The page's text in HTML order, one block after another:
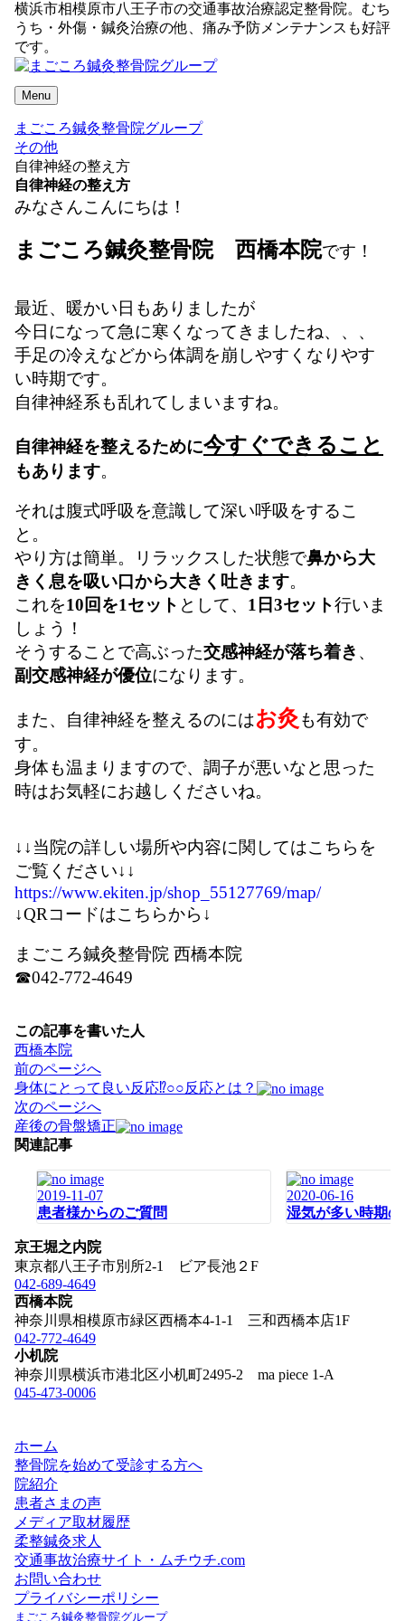
横浜市相模原市八王子市の交通事故治療認定整骨院。むち
うち・外傷・鍼灸治療の他、痛み予防メンテナンスも好評
です。
Menu
まごころ鍼灸整骨院グループ
その他
自律神経の整え方
自律神経の整え方
みなさんこんにちは！
まごころ鍼灸整骨院 西橋本院です！
最近、暖かい日もありましたが
今日になって急に寒くなってきましたね、、、
手足の冷えなどから体調を崩しやすくなりやす
い時期です。
自律神経系も乱れてしまいますね。
自律神経を整えるために今すぐできること
もあります。
それは腹式呼吸を意識して深い呼吸をするこ
と。
やり方は簡単。リラックスした状態で鼻から大
きく息を吸い口から大きく吐きます。
これを10回を1セット として、 1日3セット行いま
しょう！
そうすることで高ぶった交感神経が落ち着き 、
副交感神経が優位になります。
また、自律神経を整えるのにはお灸も有効で
す。
身体も温まりますので、調子が悪いなと思った
時はお気軽にお越しくださいね。
↓↓当院の詳しい場所や内容に関してはこちらを
ご覧ください↓↓
https://www.ekiten.jp/shop_55127769/map/
↓QRコードはこちらから↓
まごころ鍼灸整骨院 西橋本院
☎042-772-4649
この記事を書いた人
西橋本院
投
稿
ナ
ビ
ゲ
前のページへ
身体にとって良い反応⁉○○反応とは？
次のページへ
産後の骨盤矯正
関連記事
2019-11-07
患者様からのご質問
2020-06-16
湿気が多い時期
京王堀之内院
東京都八王子市別所2-1 ビア長池２F
042-689-4649
西橋本院
神奈川県相模原市緑区西橋本4-1-1 三和西橋本店1F
042-772-4649
小机院
神奈川県横浜市港北区小机町2495-2 ma piece 1-A
045-473-0006
ホーム
整骨院を始めて受診する方へ
院紹介
患者さまの声
メディア取材履歴
柔整鍼灸求人
交通事故治療サイト・ムチウチ.com
お問い合わせ
プライバシーポリシー
まごころ鍼灸整骨院グループ